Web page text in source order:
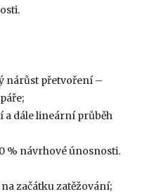
nárůst přetvoření –
a dále lineární průběh
% návrhové únosnosti.
začátku zatěžování;